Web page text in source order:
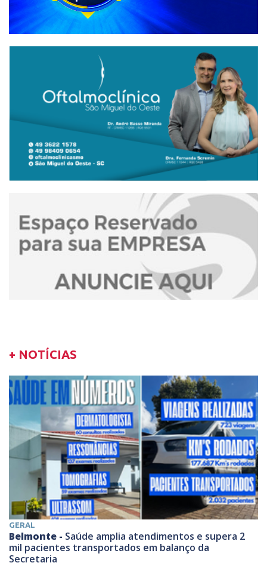
+ NOTÍCIAS
GERAL
Belmonte - Saúde amplia atendimentos e supera 2
mil pacientes transportados em balanço da
Secretaria